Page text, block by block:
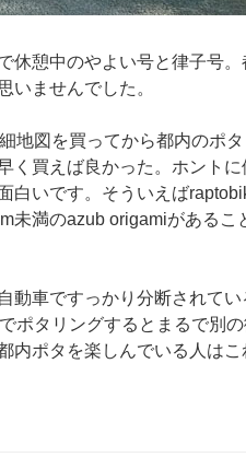
休憩中のやよい号と律子号。
いませんでした。
地図を買ってから都内のポ
く買えば良かった。ホントに
白いです。そういえば
未満のazub origamiがあるこ
車ですっかり分断されてい
ポタリングするとまるで別
内ポタを楽しんでいる人はこ